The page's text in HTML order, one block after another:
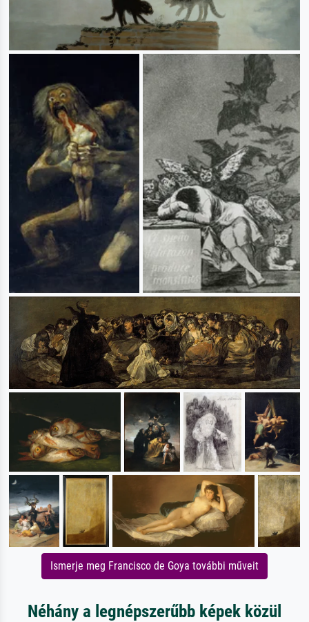
Ismerje meg Francisco de Goya további műveit
Néhány a legnépszerűbb képek közül